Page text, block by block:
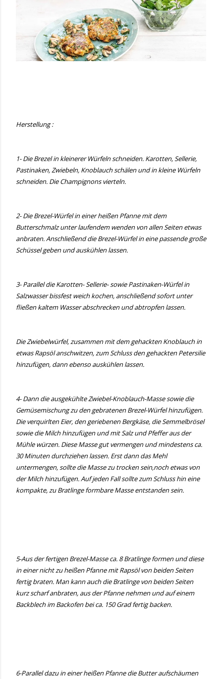
Herstellung :
1- Die Brezel in kleinerer Würfeln schneiden. Karotten, Sellerie,
Pastinaken, Zwiebeln, Knoblauch schälen und in kleine Würfeln
schneiden. Die Champignons vierteln.
2- Die Brezel-Würfel in einer heißen Pfanne mit dem
Butterschmalz unter laufendem wenden von allen Seiten etwas
anbraten. Anschließend die Brezel-Würfel in eine passende große
Schüssel geben und auskühlen lassen.
3- Parallel die Karotten- Sellerie- sowie Pastinaken-Würfel in
Salzwasser bissfest weich kochen, anschließend sofort unter
fließen kaltem Wasser abschrecken und abtropfen lassen.
Die Zwiebelwürfel, zusammen mit dem gehackten Knoblauch in
etwas Rapsöl anschwitzen, zum Schluss den gehackten Petersilie
hinzufügen, dann ebenso auskühlen lassen.
4- Dann die ausgekühlte Zwiebel-Knoblauch-Masse sowie die
Gemüsemischung zu den gebratenen Brezel-Würfel hinzufügen.
Die verquirlten Eier, den geriebenen Bergkäse, die Semmelbrösel
sowie die Milch hinzufügen und mit Salz und Pfeffer aus der
Mühle würzen. Diese Masse gut vermengen und mindestens ca.
30 Minuten durchziehen lassen. Erst dann das Mehl
untermengen, sollte die Masse zu trocken sein,noch etwas von
der Milch hinzufügen. Auf jeden Fall sollte zum Schluss hin eine
kompakte, zu Bratlinge formbare Masse entstanden sein.
5-Aus der fertigen Brezel-Masse ca. 8 Bratlinge formen und diese
in einer nicht zu heißen Pfanne mit Rapsöl von beiden Seiten
fertig braten. Man kann auch die Bratlinge von beiden Seiten
kurz scharf anbraten, aus der Pfanne nehmen und auf einem
Backblech im Backofen bei ca. 150 Grad fertig backen.
6-Parallel dazu in einer heißen Pfanne die Butter aufschäumen